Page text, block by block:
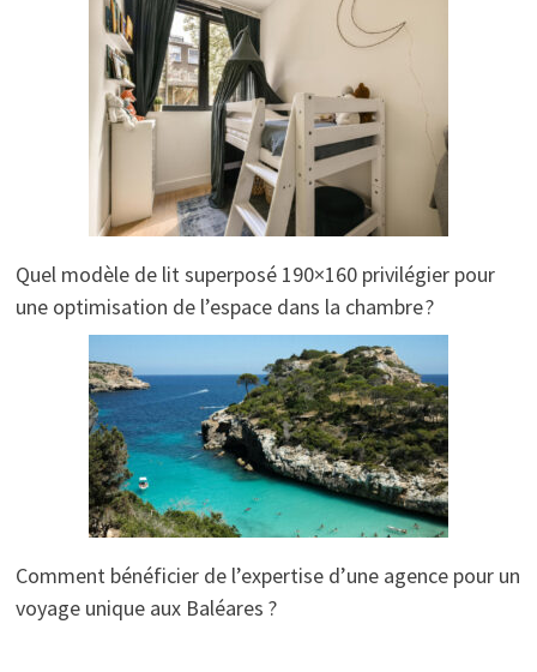
Quel modèle de lit superposé 190×160 privilégier pour
une optimisation de l’espace dans la chambre ?
Comment bénéficier de l’expertise d’une agence pour un
voyage unique aux Baléares ?